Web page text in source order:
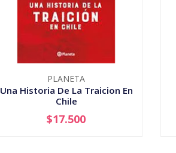
PLANETA
Una Historia De La Traicion En
Chile
+
$17.500